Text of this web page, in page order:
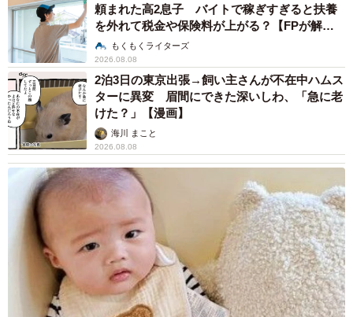
頼まれた高2息子 バイトで稼ぎすぎると扶養
を外れて税金や保険料が上がる？【FPが解
説】もくもくライターズ
2026.08.08
2泊3日の東京出張→飼い主さんが不在中ハムス
ターに異変 眉間にできた深いしわ、「急に老
けた？」【漫画】
海川 まこと
2026.08.08